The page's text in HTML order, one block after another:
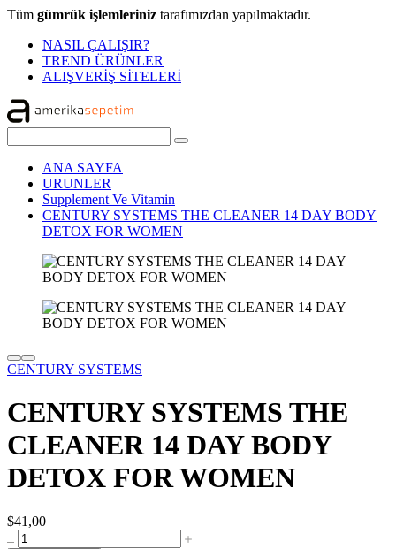
Tüm gümrük işlemleriniz tarafımızdan yapılmaktadır.
NASIL ÇALIŞIR?
TREND ÜRÜNLER
ALIŞVERİŞ SİTELERİ
ANA SAYFA
URUNLER
Supplement Ve Vitamin
CENTURY SYSTEMS THE CLEANER 14 DAY BODY
DETOX FOR WOMEN
CENTURY SYSTEMS
CENTURY SYSTEMS THE
CLEANER 14 DAY BODY
DETOX FOR WOMEN
$41,00